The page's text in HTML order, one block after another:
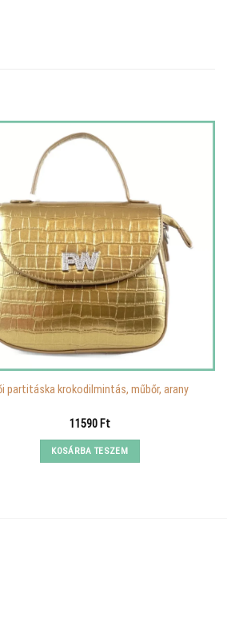
partitáska krokodilmintás, műbőr, arany
11590 Ft
KOSÁRBA TESZEM